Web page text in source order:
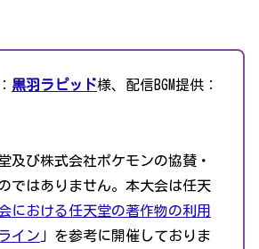
黒羽ラピッド様、配信BGM提供：
及び株式会社ポケモンの協賛・
ではありません。本大会は任天
における任天堂の著作物の利用
イン 」を参考に開催しておりま